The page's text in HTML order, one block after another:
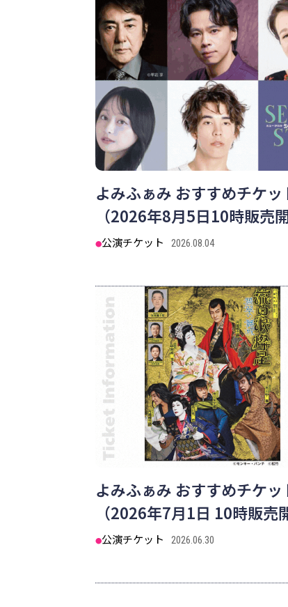
よみふぁみ おすすめチケッ
（2026年8月5日10時販売開
公演チケット 2026.08.04
よみふぁみ おすすめチケッ
（2026年7月1日 10時販売
公演チケット 2026.06.30